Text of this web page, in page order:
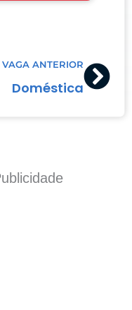
VAGA ANTERIOR
Doméstica